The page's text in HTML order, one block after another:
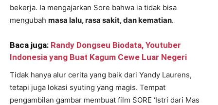
bekerja. Ia mengajarkan Sore bahwa ia tidak bisa
mengubah masa lalu, rasa sakit, dan kematian.
Baca juga: Randy Dongseu Biodata, Youtuber
Indonesia yang Buat Kagum Cewe Luar Negeri
Tidak hanya alur cerita yang baik dari Yandy Laurens,
tetapi juga lokasi syuting yang magis. Tempat
pengambilan gambar membuat film SORE ‘Istri dari Mas